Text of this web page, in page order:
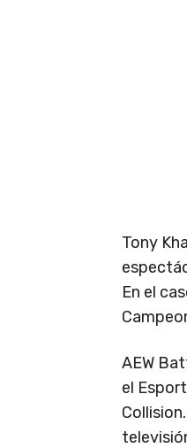
Tony
En el
AEW
el